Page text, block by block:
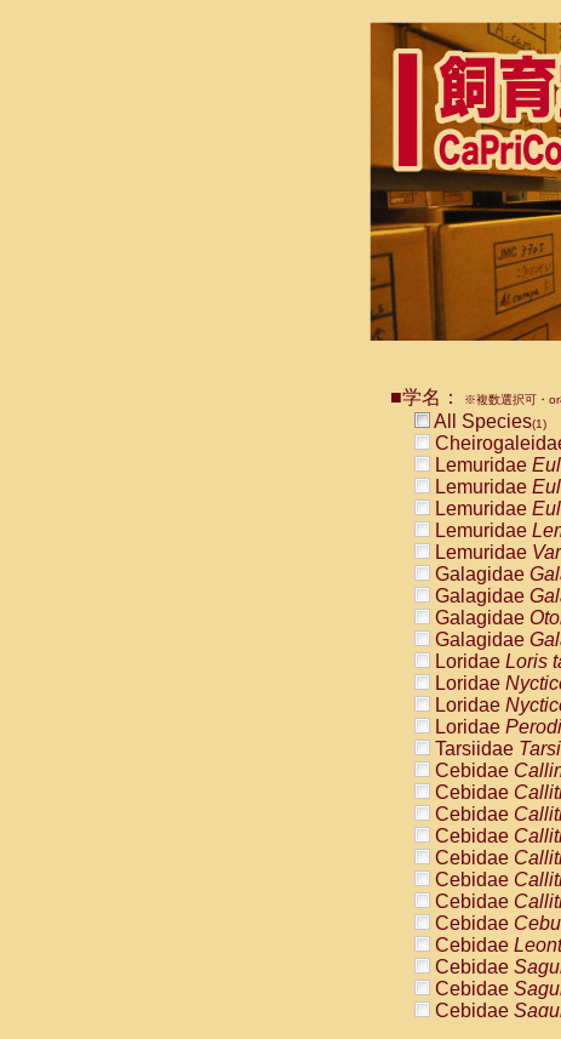
■学名： ※複数選択可・or
All Species(1)
Lemuridae
Lemuridae
Lemuridae
Lemuridae
Lemuridae
Galagidae
Galagidae
Galagidae
Galagidae
Loridae Loris
Loridae
Loridae
Loridae
Tarsiidae
Cebidae
Cebidae
Cebidae
Cebidae
Cebidae
Cebidae
Cebidae
Cebidae
Cebidae
Cebidae
Cebidae
Cebidae